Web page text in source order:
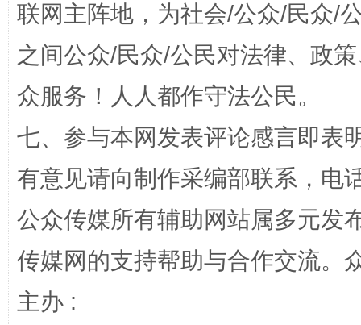
一颗心始终滚烫 还
完善运行机制助力责任有效落实
联网主阵地，为社会/公众/民众/
之间公众/民众/公民对法律、政
众服务！人人都作守法公民。
七、参与本网发表评论感言即表
有意见请向制作采编部联系，电
公众传媒所有辅助网站属多元发
传媒网的支持帮助与合作交流。
主办 :